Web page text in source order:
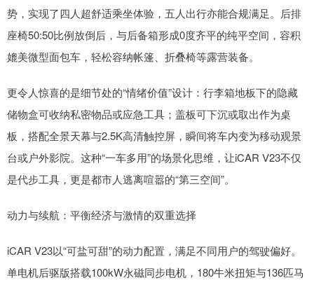
势，实现了四人超舒适乘坐体验，五人出行亦能合规满足。后排
座椅50:50比例放倒后，与后备箱形成0度齐平的纯平空间，容积
媲美微型面包车，轻松容纳帐篷、折叠椅等露营装备。
更令人惊喜的是细节处的“情绪价值”设计：行李箱地板下的隐藏
储物盒可收纳私密物品或应急工具；盖板可下沉或取出作为桌
板，搭配全景天幕与2.5K高清触控屏，瞬间将车内变为移动观景
台或户外影院。这种“一车多用”的场景化思维，让iCAR V23不仅
是代步工具，更是都市人逃离喧嚣的“第三空间”。
动力与续航：平衡经济与激情的双重选择
iCAR V23以“可盐可甜”的动力配置，满足不同用户的驾驶偏好。
单电机后驱版搭载100kW永磁同步电机，180牛米扭矩与136匹马